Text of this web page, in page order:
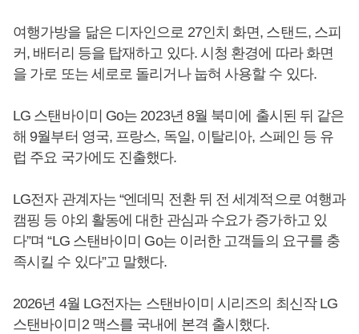
여행가방을 닮은 디자인으로 27인치 화면, 스탠드, 스피
커, 배터리 등을 탑재하고 있다. 시청 환경에 따라 화면
을 가로 또는 세로로 돌리거나 눕혀 사용할 수 있다.
LG 스탠바이미 Go는 2023년 8월 북미에 출시된 뒤 같은
해 9월부터 영국, 프랑스, 독일, 이탈리아, 스페인 등 유
럽 주요 국가에도 진출했다.
LG전자 관계자는 “엔데믹 전환 뒤 전 세계적으로 여행과
캠핑 등 야외 활동에 대한 관심과 수요가 증가하고 있
다”며 “LG 스탠바이미 Go는 이러한 고객들의 요구를 충
족시킬 수 있다”고 말했다.
2026년 4월 LG전자는 스탠바이미 시리즈의 최신작 LG
스탠바이미2 맥스를 국내에 본격 출시했다.